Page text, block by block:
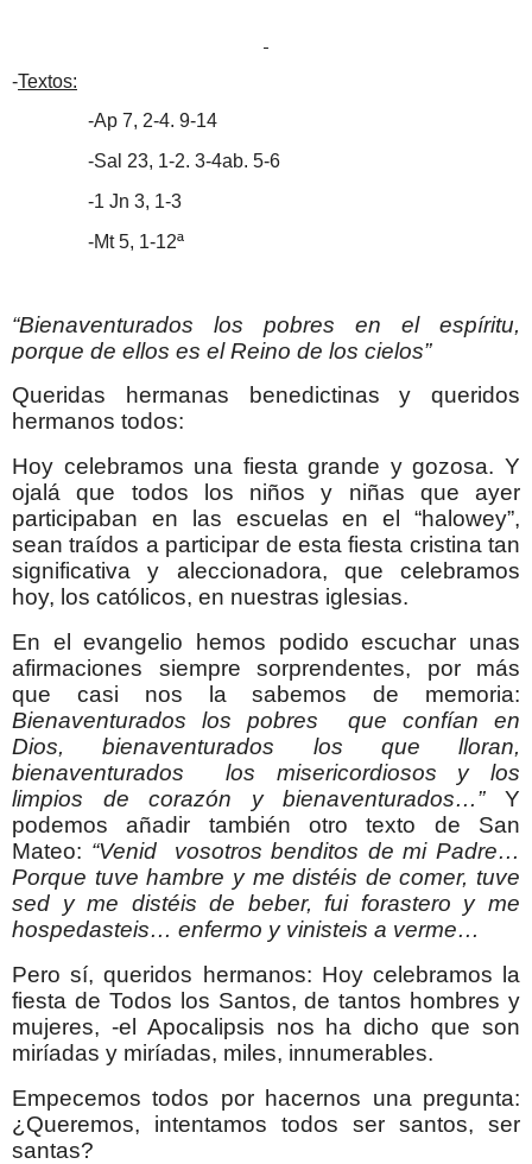
-Textos:
-Ap 7, 2-4. 9-14
-Sal 23, 1-2. 3-4ab. 5-6
-1 Jn 3, 1-3
-Mt 5, 1-12ª
“Bienaventurados los pobres en el espíritu,
porque de ellos es el Reino de los cielos”
Queridas hermanas benedictinas y queridos
hermanos todos:
Hoy celebramos una fiesta grande y gozosa. Y
ojalá que todos los niños y niñas que ayer
participaban en las escuelas en el “halowey”,
sean traídos a participar de esta fiesta cristina tan
significativa y aleccionadora, que celebramos
hoy, los católicos, en nuestras iglesias.
En el evangelio hemos podido escuchar unas
afirmaciones siempre sorprendentes, por más
que casi nos la sabemos de memoria:
Bienaventurados los pobres que confían en
Dios, bienaventurados los que lloran,
bienaventurados los misericordiosos y los
limpios de corazón y bienaventurados…”Y
podemos añadir también otro texto de San
Mateo: “Venid vosotros benditos de mi Padre…
Porque tuve hambre y me distéis de comer, tuve
sed y me distéis de beber, fui forastero y me
hospedasteis… enfermo y vinisteis a verme…
Pero sí, queridos hermanos: Hoy celebramos la
fiesta de Todos los Santos, de tantos hombres y
mujeres, -el Apocalipsis nos ha dicho que son
miríadas y miríadas, miles, innumerables.
Empecemos todos por hacernos una pregunta:
¿Queremos, intentamos todos ser santos, ser
santas?